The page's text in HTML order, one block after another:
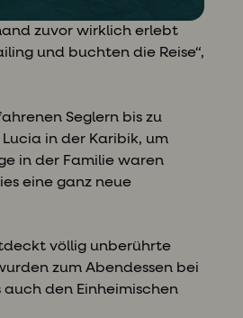
zuvor wirklich erlebt
und buchten die Reise“,
Seglern bis zu
in der Karibik, um
in der Familie waren
eine ganz neue
völlig unberührte
zum Abendessen bei
den Einheimischen